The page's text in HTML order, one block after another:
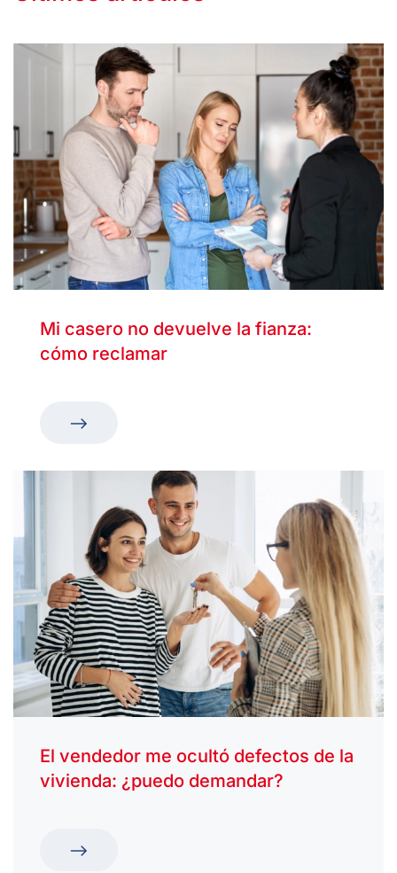
Mi casero no devuelve la fianza:
cómo reclamar
El vendedor me ocultó defectos de la
vivienda: ¿puedo demandar?